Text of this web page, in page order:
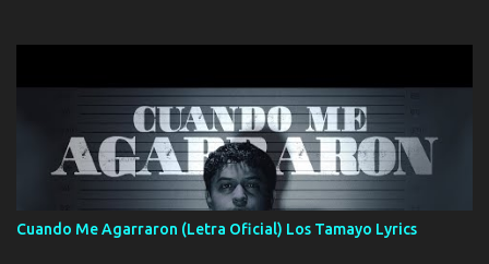
coronamos Se jala los marciales Y sus guitarras ya van sonando
Un gallardo me prendo Para agarrar el vuelo y la mente y
tranquilizando Tomense un buen trago Y así es como empezamos
los versos que voy cantando (Music) A vido alta y bajas La carreta
se atora Pero nunca le aflojamos Ya me han pasado cosas Y
aunque ustedes no sepan Pero la vida es muy corta Hay que
echarle chingazos Y seguir trabajando porque nada es...
Cuando Me Agarraron (Letra Oficial) Los Tamayo Lyrics